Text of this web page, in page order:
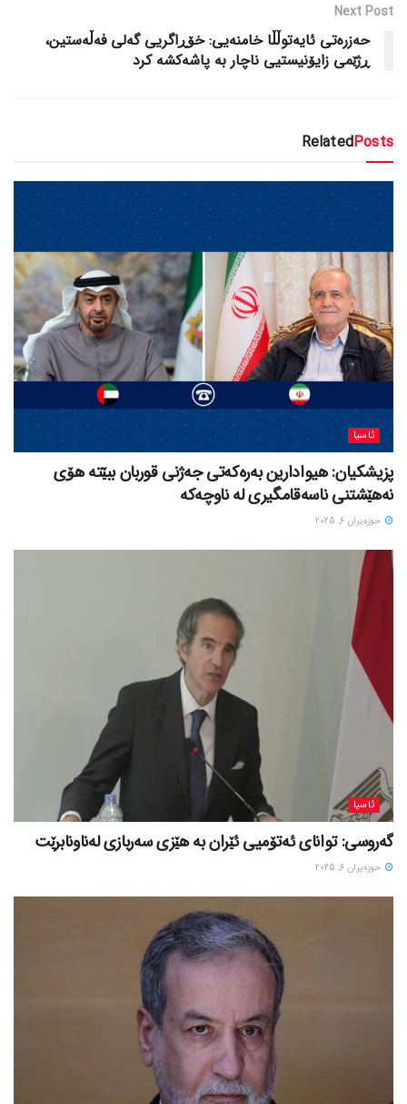
Next Post
حەزرەتی ئایەتوڵڵا خامنەیی: خۆڕاگریی گەلی فەڵەستین،
ڕژێمی زایۆنیستیی ناچار بە پاشەکشە کرد
RelatedPosts
ئاسیا
پزیشکیان: هیوادارین بەرەکەتی جەژنی قوربان ببێتە هۆی
نەهێشتنی ناسەقامگیری لە ناوچەکە
حوزه‌یران 6, 2025
ئاسیا
گەروسی: توانای ئەتۆمیی ئێران بە هێزی سەربازی لەناونابرێت
حوزه‌یران 6, 2025